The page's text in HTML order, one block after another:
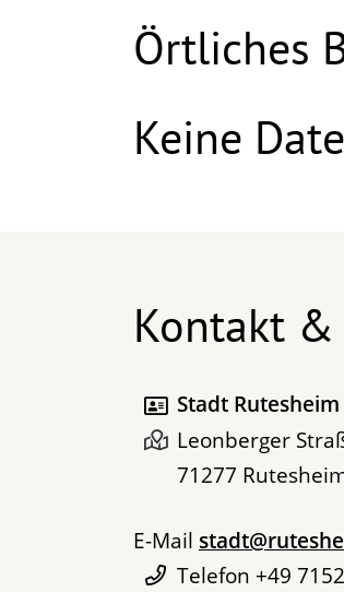
Örtliches
Keine
Kontakt
Stadt Rutesheim
Leonberger
71277
E-Mail
Telefon +49